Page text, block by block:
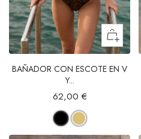
BAÑADOR CON ESCOTE EN V
Y...
62,00 €